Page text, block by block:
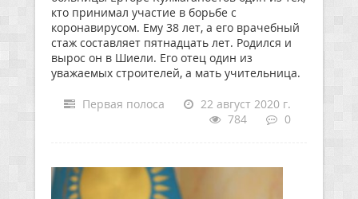
кто принимал участие в борьбе с
коронавирусом. Ему 38 лет, а его врачебный
стаж составляет пятнадцать лет. Родился и
вырос он в Шиели. Его отец один из
уважаемых строителей, а мать учительница.
Первая полоса
22 август 2020 г.
784
0